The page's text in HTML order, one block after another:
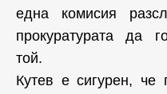
една комисия
прокуратурата да
той.
Кутев е сигурен,